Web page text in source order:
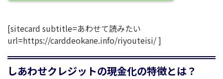
[sitecard subtitle=あわせて読みたい
url=https://carddeokane.info/riyouteisi/ ]
しあわせクレジットの現金化の特徴とは？